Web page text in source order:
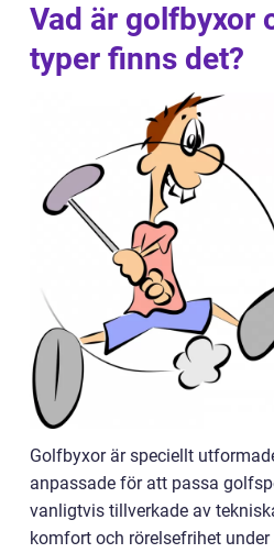
Vad är golfbyxor
typer finns det?
Golfbyxor är speciellt
anpassade för att passa
vanligtvis tillverkade av
komfort och rörelsefrihet